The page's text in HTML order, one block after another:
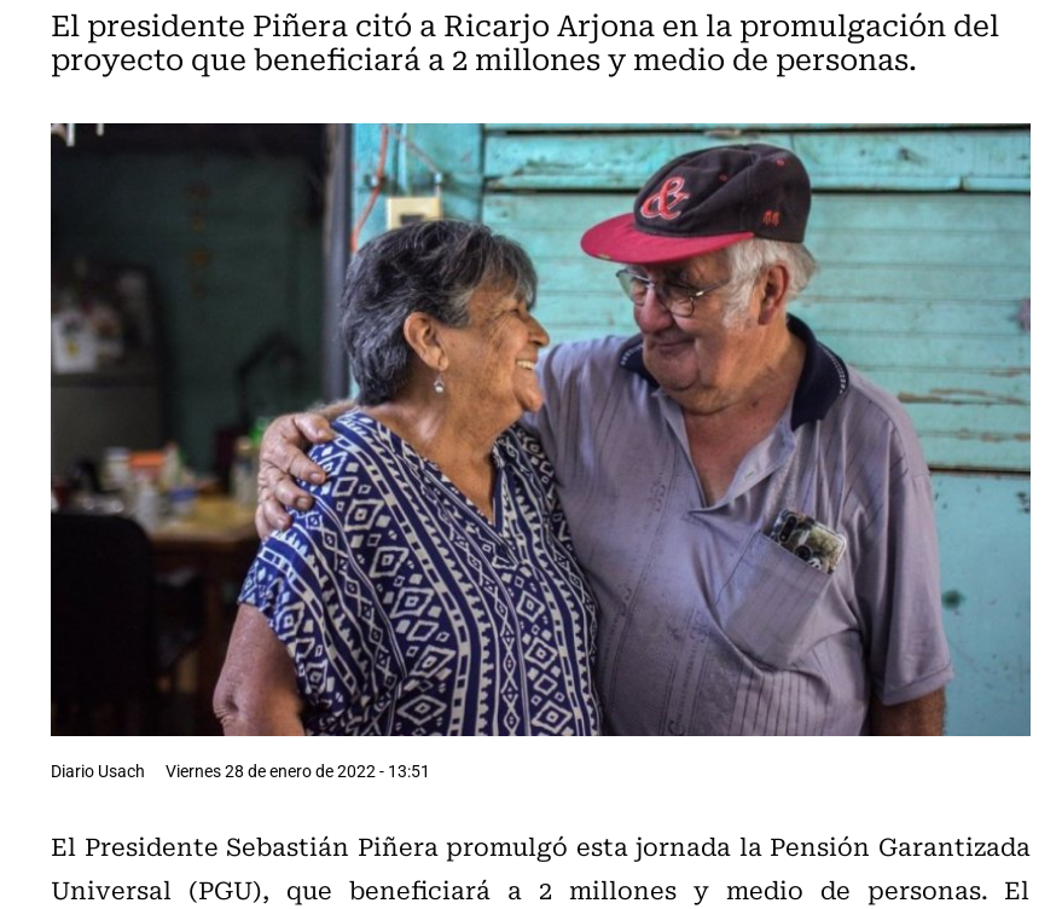
El presidente Piñera citó a Ricarjo Arjona en la promulgación del
proyecto que beneficiará a 2 millones y medio de personas.
Diario Usach Viernes 28 de enero de 2022 - 13:51
El Presidente Sebastián Piñera promulgó esta jornada la Pensión Garantizada
Universal (PGU), que beneficiará a 2 millones y medio de personas. El